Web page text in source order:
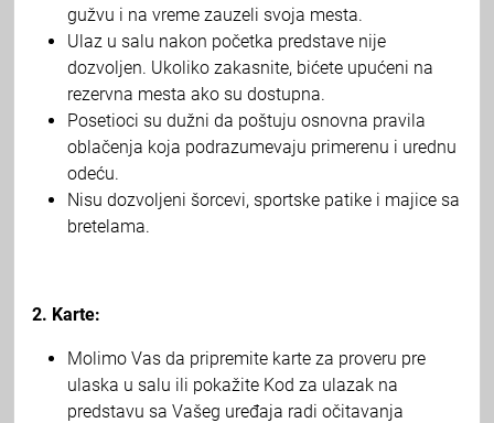
gužvu i na vreme zauzeli svoja mesta.
Ulaz u salu nakon početka predstave nije
dozvoljen. Ukoliko zakasnite, bićete upućeni na
rezervna mesta ako su dostupna.
Posetioci su dužni da poštuju osnovna pravila
oblačenja koja podrazumevaju primerenu i urednu
odeću.
Nisu dozvoljeni šorcevi, sportske patike i majice sa
bretelama.
2. Karte:
Molimo Vas da pripremite karte za proveru pre
ulaska u salu ili pokažite Kod za ulazak na
predstavu sa Vašeg uređaja radi očitavanja